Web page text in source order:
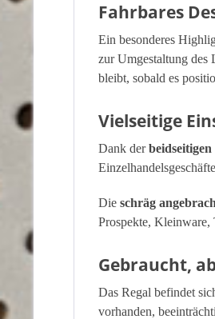
Fahrbares
Ein besonderes
zur Umgestaltung des
bleibt, sobald es
Vielseitige
Dank der
Die schräg
Prospekte, Kleinware,
Gebraucht,
Das Regal befindet
vorhanden,